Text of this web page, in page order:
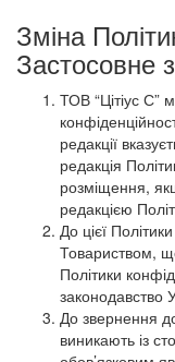
Зміна
Застосовне
ТОВ “Цітіус С”
редакції
редакція
розміщення,
редакцією
До цієї
Товариством,
Політики
законодавство
До звернення
виникають із